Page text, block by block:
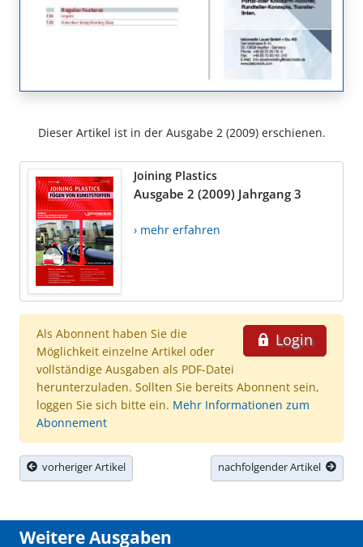
Dieser Artikel ist in der Ausgabe 2 (2009) erschienen.
Joining Plastics
Ausgabe 2 (2009) Jahrgang 3
› mehr erfahren
Login
Als Abonnent haben Sie die
Möglichkeit einzelne Artikel oder
vollständige Ausgaben als PDF-Datei
herunterzuladen. Sollten Sie bereits Abonnent sein,
loggen Sie sich bitte ein. Mehr Informationen zum
Abonnement
vorheriger Artikel nachfolgender Artikel
Weitere Ausgaben